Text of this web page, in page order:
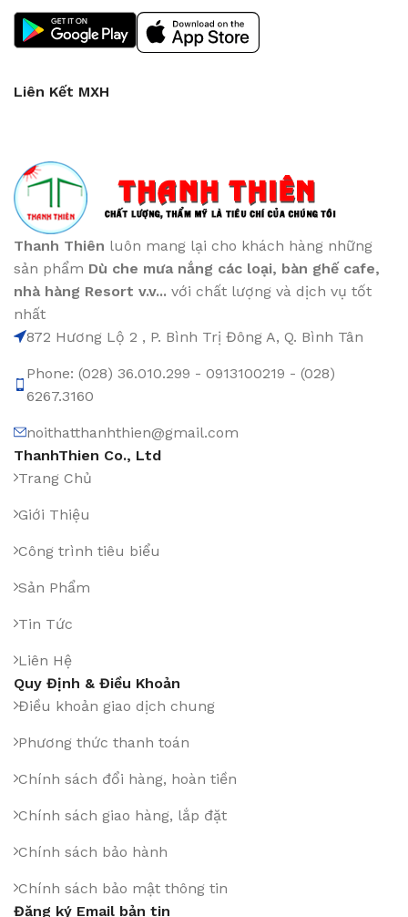
Liên Kết MXH
Thanh Thiên luôn mang lại cho khách hàng những
sản phẩm Dù che mưa nắng các loại, bàn ghế cafe,
nhà hàng Resort v.v... với chất lượng và dịch vụ tốt
nhất
872 Hương Lộ 2 , P. Bình Trị Đông A, Q. Bình Tân
Phone: (028) 36.010.299 - 0913100219 - (028)
6267.3160
noithatthanhthien@gmail.com
ThanhThien Co., Ltd
Trang Chủ
Giới Thiệu
Công trình tiêu biểu
Sản Phẩm
Tin Tức
Liên Hệ
Quy Định & Điều Khoản
Điều khoản giao dịch chung
Phương thức thanh toán
Chính sách đổi hàng, hoàn tiền
Chính sách giao hàng, lắp đặt
Chính sách bảo hành
Chính sách bảo mật thông tin
Đăng ký Email bản tin